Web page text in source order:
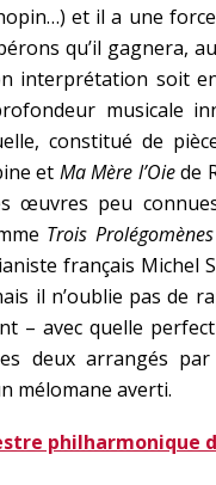
et il a une
qu’il gagnera,
interprétation soit
musicale
constitué de
et Ma Mère l’Oiede
œuvres peu
Trois
français Michel
il n’oublie pas de
– avec quelle
deux arrangés
mélomane averti.
philharmonique